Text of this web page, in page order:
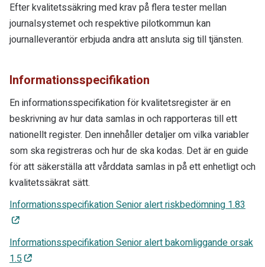
Efter kvalitetssäkring med krav på flera tester mellan
journalsystemet och respektive pilotkommun kan
journalleverantör erbjuda andra att ansluta sig till tjänsten.
Informationsspecifikation
En informationsspecifikation för kvalitetsregister är en
beskrivning av hur data samlas in och rapporteras till ett
nationellt register. Den innehåller detaljer om vilka variabler
som ska registreras och hur de ska kodas. Det är en guide
för att säkerställa att vårddata samlas in på ett enhetligt och
kvalitetssäkrat sätt.
Informationsspecifikation Senior alert riskbedömning 1.83
Informationsspecifikation Senior alert bakomliggande orsak
1.5